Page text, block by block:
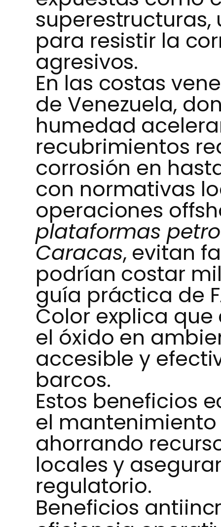
superestructuras,
para resistir la
agresivos.
En las costas
de Venezuela,
humedad
recubrimientos
corrosión en
con normativas
operaciones
plataformas
Caracas, evitan
podrían costar
guía práctica de
Color explica
el óxido en
accesible y
barcos.
Estos beneficios
el
ahorrando
locales y
regulatorio.
Beneficios